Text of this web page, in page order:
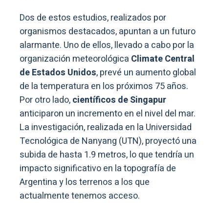
Dos de estos estudios, realizados por
organismos destacados, apuntan a un futuro
alarmante. Uno de ellos, llevado a cabo por la
organización meteorológica Climate Central
de Estados Unidos, prevé un aumento global
de la temperatura en los próximos 75 años.
Por otro lado,científicos de Singapur
anticiparon un incremento en el nivel del mar.
La investigación, realizada en la Universidad
Tecnológica de Nanyang (UTN), proyectó una
subida de hasta 1.9 metros, lo que tendría un
impacto significativo en la topografía de
Argentina y los terrenos a los que
actualmente tenemos acceso.